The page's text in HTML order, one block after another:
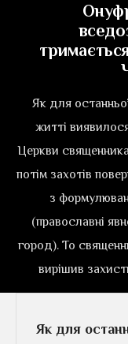
Як для
житті
Церкви
потім захотів
з
(православні
город). То
вирішив
Як для